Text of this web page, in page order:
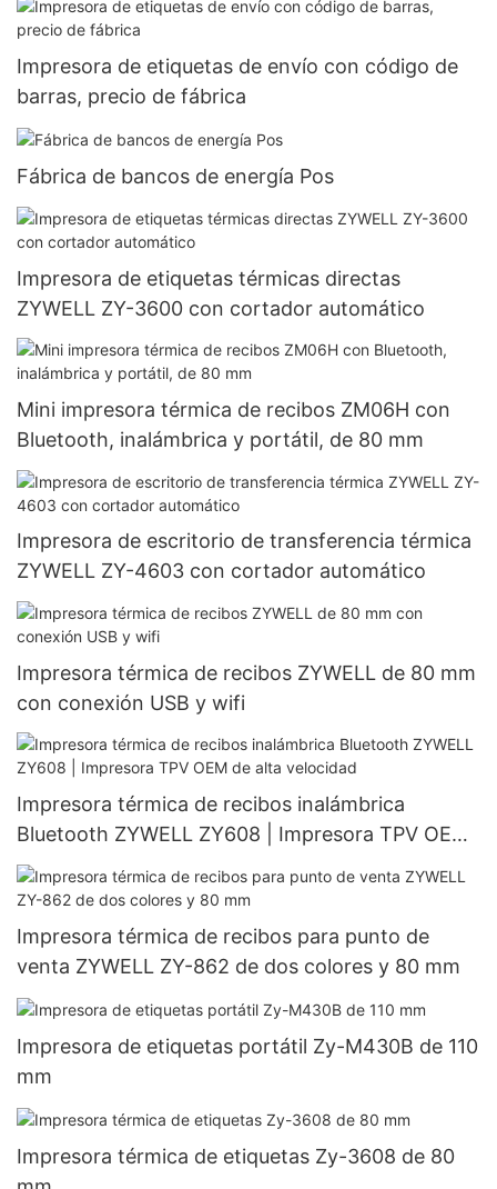
Impresora de etiquetas de envío con código de
barras, precio de fábrica
Fábrica de bancos de energía Pos
Impresora de etiquetas térmicas directas
ZYWELL ZY-3600 con cortador automático
Mini impresora térmica de recibos ZM06H con
Bluetooth, inalámbrica y portátil, de 80 mm
Impresora de escritorio de transferencia térmica
ZYWELL ZY-4603 con cortador automático
Impresora térmica de recibos ZYWELL de 80 mm
con conexión USB y wifi
Impresora térmica de recibos inalámbrica
Bluetooth ZYWELL ZY608 | Impresora TPV OEM
de alta velocidad
Impresora térmica de recibos para punto de
venta ZYWELL ZY-862 de dos colores y 80 mm
Impresora de etiquetas portátil Zy-M430B de 110
mm
Impresora térmica de etiquetas Zy-3608 de 80